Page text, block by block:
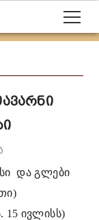
და გლები
15 ივლისს)